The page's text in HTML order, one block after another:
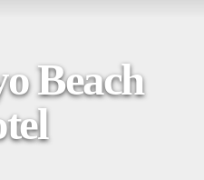
Beach